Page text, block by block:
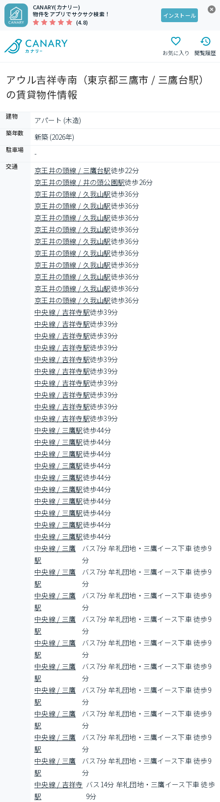
CANARY(カナリー)
物件をアプリでサクサク検索！
(4.8)
インストール
お気に入り 閲覧履歴
アウル吉祥寺南（東京都三鷹市 / 三鷹台駅）
の賃貸物件情報
建物 アパート (木造)
築年数 新築 (2026年)
駐車場 -
交通 京王井の頭線 / 三鷹台駅徒歩22分
京王井の頭線 / 井の頭公園駅徒歩26分
京王井の頭線 / 久我山駅徒歩36分
京王井の頭線 / 久我山駅徒歩36分
京王井の頭線 / 久我山駅徒歩36分
京王井の頭線 / 久我山駅徒歩36分
京王井の頭線 / 久我山駅徒歩36分
京王井の頭線 / 久我山駅徒歩36分
京王井の頭線 / 久我山駅徒歩36分
京王井の頭線 / 久我山駅徒歩36分
京王井の頭線 / 久我山駅徒歩36分
京王井の頭線 / 久我山駅徒歩36分
中央線 / 吉祥寺駅徒歩39分
中央線 / 吉祥寺駅徒歩39分
中央線 / 吉祥寺駅徒歩39分
中央線 / 吉祥寺駅徒歩39分
中央線 / 吉祥寺駅徒歩39分
中央線 / 吉祥寺駅徒歩39分
中央線 / 吉祥寺駅徒歩39分
中央線 / 吉祥寺駅徒歩39分
中央線 / 吉祥寺駅徒歩39分
中央線 / 吉祥寺駅徒歩39分
中央線 / 三鷹駅徒歩44分
中央線 / 三鷹駅徒歩44分
中央線 / 三鷹駅徒歩44分
中央線 / 三鷹駅徒歩44分
中央線 / 三鷹駅徒歩44分
中央線 / 三鷹駅徒歩44分
中央線 / 三鷹駅徒歩44分
中央線 / 三鷹駅徒歩44分
中央線 / 三鷹駅徒歩44分
中央線 / 三鷹駅徒歩44分
中央線 / 三鷹
駅
バス7分 牟礼団地・三鷹イース下車 徒歩9
分
中央線 / 三鷹
駅
バス7分 牟礼団地・三鷹イース下車 徒歩9
分
中央線 / 三鷹
駅
バス7分 牟礼団地・三鷹イース下車 徒歩9
分
中央線 / 三鷹
駅
バス7分 牟礼団地・三鷹イース下車 徒歩9
分
中央線 / 三鷹
駅
バス7分 牟礼団地・三鷹イース下車 徒歩9
分
中央線 / 三鷹
駅
バス7分 牟礼団地・三鷹イース下車 徒歩9
分
中央線 / 三鷹
駅
バス7分 牟礼団地・三鷹イース下車 徒歩9
分
中央線 / 三鷹
駅
バス7分 牟礼団地・三鷹イース下車 徒歩9
分
中央線 / 三鷹
駅
バス7分 牟礼団地・三鷹イース下車 徒歩9
分
中央線 / 三鷹
駅
バス7分 牟礼団地・三鷹イース下車 徒歩9
分
中央線 / 吉祥寺
駅
バス14分 牟礼団地・三鷹イース下車 徒歩
9分